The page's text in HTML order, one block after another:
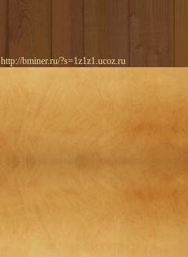
http://bminer.ru/?s=1z1z1.ucoz.ru